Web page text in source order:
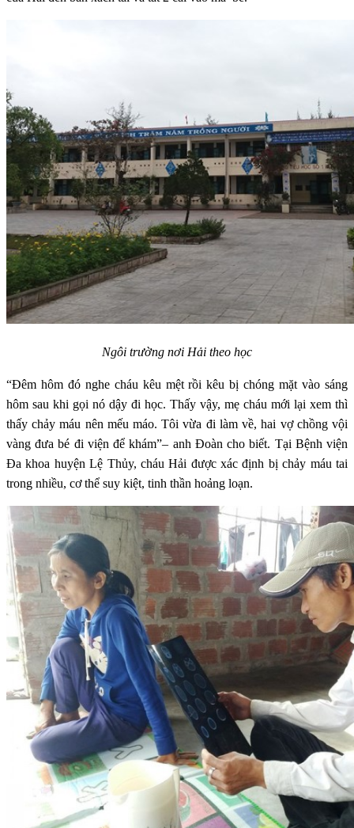
Ngôi trường nơi Hải theo học
“Đêm hôm đó nghe cháu kêu mệt rồi kêu bị chóng mặt vào sáng
hôm sau khi gọi nó dậy đi học. Thấy vậy, mẹ cháu mới lại xem thì
thấy chảy máu nên mếu máo. Tôi vừa đi làm về, hai vợ chồng vội
vàng đưa bé đi viện để khám”– anh Đoàn cho biết. Tại Bệnh viện
Đa khoa huyện Lệ Thủy, cháu Hải được xác định bị chảy máu tai
trong nhiều, cơ thể suy kiệt, tinh thần hoảng loạn.